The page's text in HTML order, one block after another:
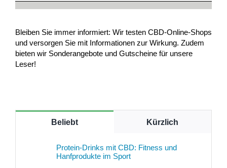
Bleiben Sie immer informiert: Wir testen CBD-Online-Shops
und versorgen Sie mit Informationen zur Wirkung. Zudem
bieten wir Sonderangebote und Gutscheine für unsere
Leser!
Beliebt Kürzlich
Protein-Drinks mit CBD: Fitness und
Hanfprodukte im Sport